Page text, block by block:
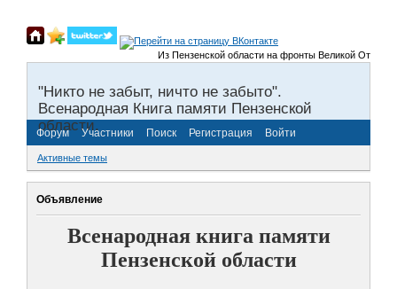
Из Пензенской области на фронты Великой
"Никто не забыт, ничто не забыто".
Всенародная Книга памяти Пензенской
области.
Форум Участники Поиск Регистрация Войти
Активные темы
Объявление
Всенародная книга памяти
Пензенской области